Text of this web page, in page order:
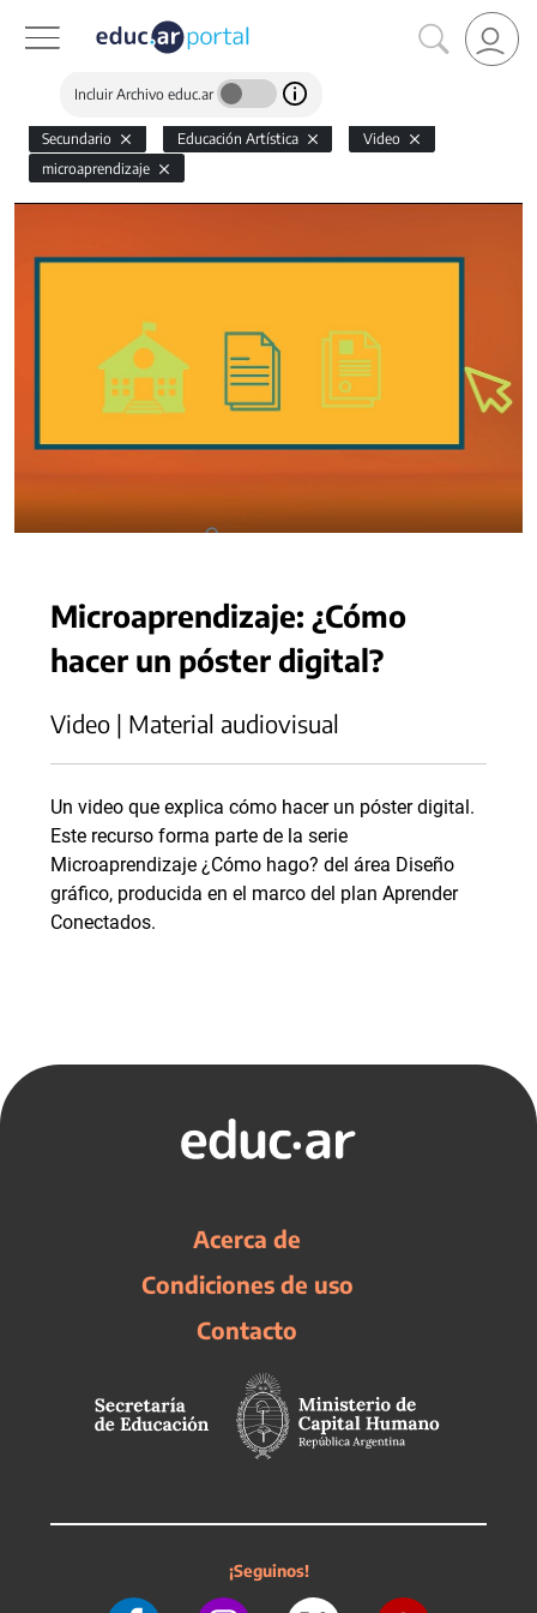
Incluir Archivo educ.ar
Secundario Educación Artística
Video
microaprendizaje
Microaprendizaje: ¿Cómo
hacer un póster digital?
Video | Material audiovisual
Un video que explica cómo hacer un póster digital.
Este recurso forma parte de la serie
Microaprendizaje ¿Cómo hago? del área Diseño
gráfico, producida en el marco del plan Aprender
Conectados.
Acerca de
Condiciones de uso
Contacto
¡Seguinos!